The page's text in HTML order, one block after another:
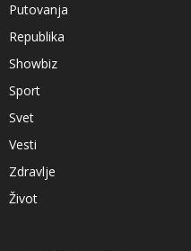
Putovanja
Republika
Showbiz
Sport
Svet
Vesti
Zdravlje
Život